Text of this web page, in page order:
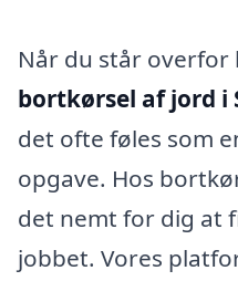
Når du står
bortkørsel af jord i
det ofte føles som
opgave. Hos
det nemt for dig at
jobbet. Vores